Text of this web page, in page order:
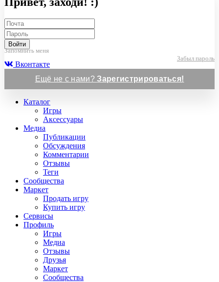
Войти
Запомнить меня
Забыл пароль
Вконтакте
Ещё не с нами?Зарегистрироваться!
Каталог
Игры
Аксессуары
Медиа
Публикации
Обсуждения
Комментарии
Отзывы
Теги
Сообщества
Маркет
Продать игру
Купить игру
Сервисы
Профиль
Игры
Медиа
Отзывы
Друзья
Маркет
Сообщества